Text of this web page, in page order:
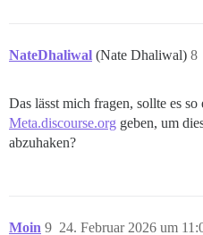
NateDhaliwal (Nate Dhaliwal) 8
Das lässt mich fragen, sollte es so
Meta.discourse.org geben, um
abzuhaken?
Moin 24. Februar 2026 um
9